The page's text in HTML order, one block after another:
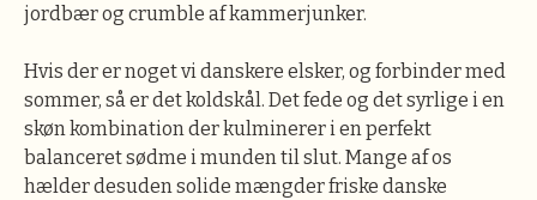
jordbær og crumble af kammerjunker.
Hvis der er noget vi danskere elsker, og forbinder med
sommer, så er det koldskål. Det fede og det syrlige i en
skøn kombination der kulminerer i en perfekt
balanceret sødme i munden til slut. Mange af os
hælder desuden solide mængder friske danske